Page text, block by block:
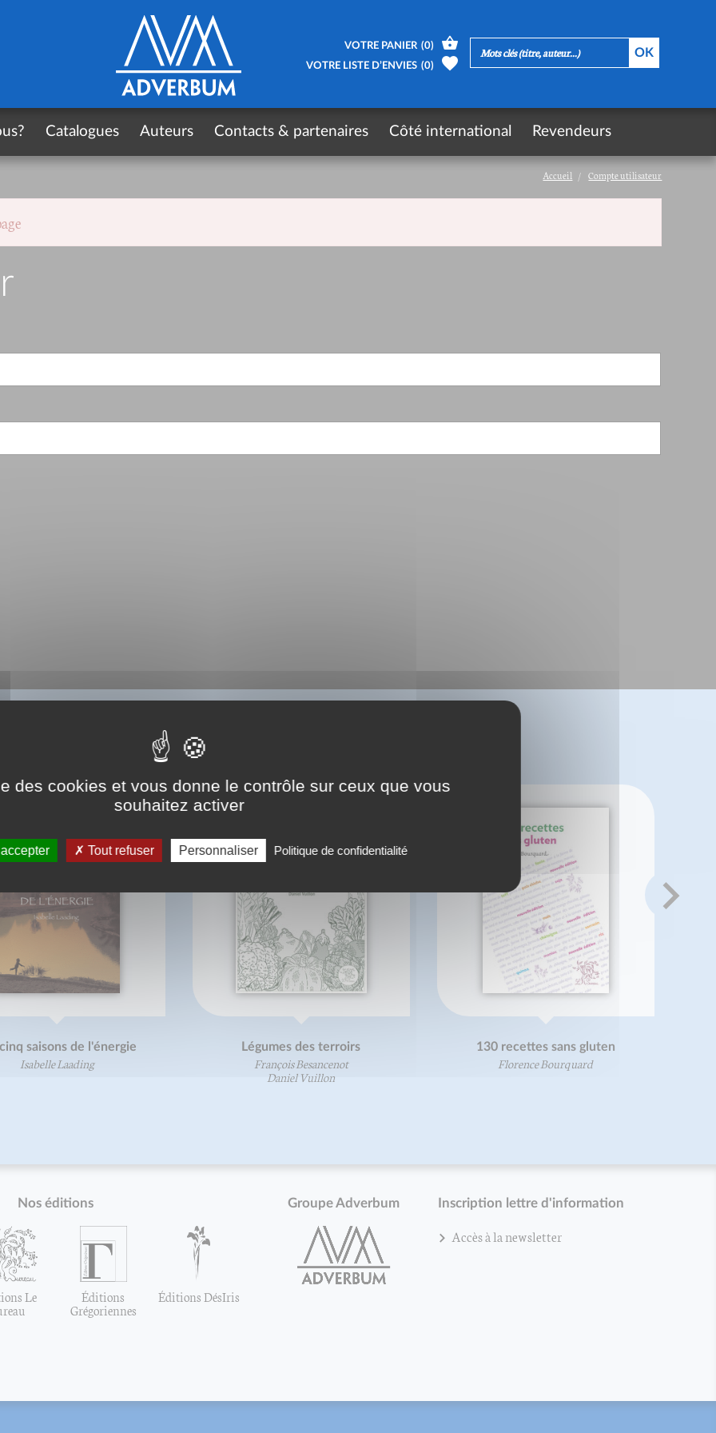
Accueil Compte utilisateur
VOUS AUSSI ?
saisons de l'énergie
Isabelle Laading
Légumes des terroirs
François Besancenot
Daniel Vuillon
130 recettes sans gluten
Florence Bourquard
Nos éditions
Le Éditions
Grégoriennes
Éditions DésIris
Groupe Adverbum Inscription lettre d'information
Accès à la newsletter
VOTRE PANIER (0)
VOTRE LISTE D’ENVIES (0)
Catalogues Auteurs Contacts & partenaires Côté international Revendeurs
des cookies et vous donne le contrôle sur ceux que vous
souhaitez activer
Tout refuser Personnaliser Politique de confidentialité